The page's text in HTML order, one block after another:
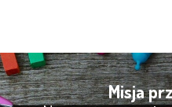
Misja